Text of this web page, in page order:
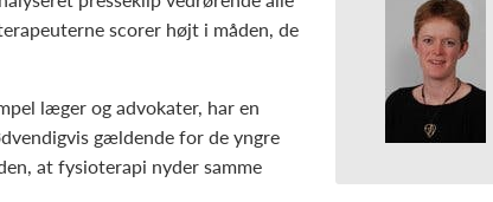
scorer højt i måden, de
læger og advokater, har en
gældende for de yngre
at fysioterapi nyder samme